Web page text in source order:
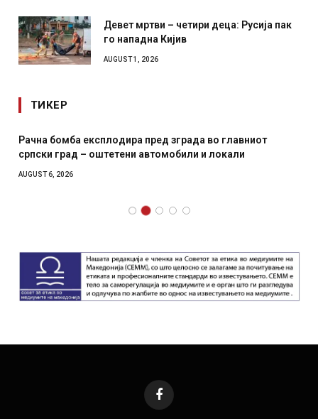
Девет мртви – четири деца: Русија пак
го нападна Кијив
AUGUST 1, 2026
ТИКЕР
Рачна бомба експлодира пред зграда во главниот
српски град – оштетени автомобили и локали
AUGUST 6, 2026
Facebook